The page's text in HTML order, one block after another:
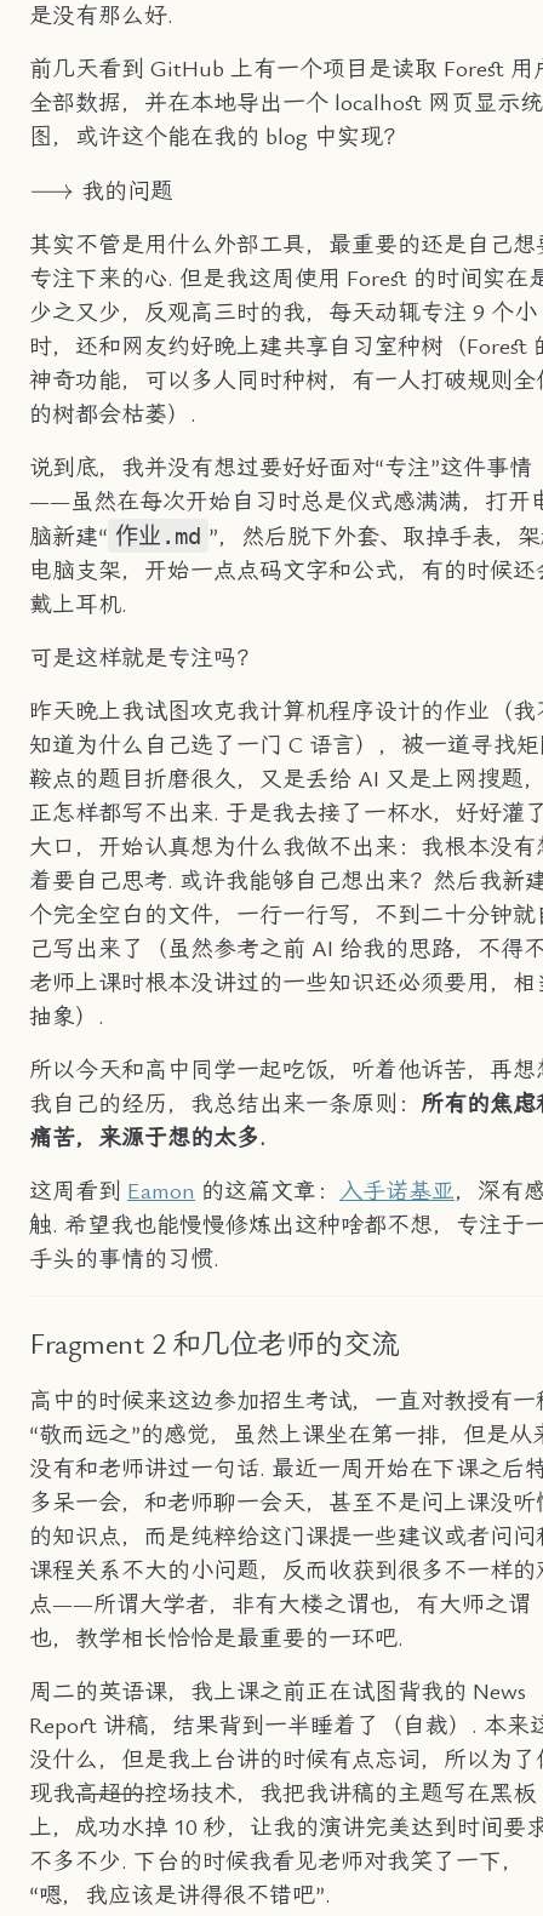
是没有那么好.
前几天看到 GitHub 上有一个项目是读取 Forest 用
全部数据，并在本地导出一个 localhost 网页显示
图，或许这个能在我的 blog 中实现？
\longrightarrow
⟶ 我的问题
其实不管是用什么外部工具，最重要的还是自己想
专注下来的心. 但是我这周使用 Forest 的时间实在
少之又少，反观高三时的我，每天动辄专注 9 个小
时，还和网友约好晚上建共享自习室种树（Forest
神奇功能，可以多人同时种树，有一人打破规则全
的树都会枯萎）.
说到底，我并没有想过要好好面对“专注”这件事情
——虽然在每次开始自习时总是仪式感满满，打开
脑新建“ 作业.md ”，然后脱下外套、取掉手表，
电脑支架，开始一点点码文字和公式，有的时候还
戴上耳机.
可是这样就是专注吗？
昨天晚上我试图攻克我计算机程序设计的作业（我
知道为什么自己选了一门 C 语言），被一道寻找
鞍点的题目折磨很久，又是丢给 AI 又是上网搜题
正怎样都写不出来. 于是我去接了一杯水，好好灌
大口，开始认真想为什么我做不出来：我根本没有
着要自己思考. 或许我能够自己想出来？然后我新
个完全空白的文件，一行一行写，不到二十分钟就
己写出来了（虽然参考之前 AI 给我的思路，不得
老师上课时根本没讲过的一些知识还必须要用，相
抽象）.
所以今天和高中同学一起吃饭，听着他诉苦，再想
我自己的经历，我总结出来一条原则： 所有的焦虑
痛苦，来源于想的太多.
这周看到 Eamon 的这篇文章： 入手诺基亚，深有
触. 希望我也能慢慢修炼出这种啥都不想，专注于
手头的事情的习惯.
Fragment 2 和几位老师的交流
高中的时候来这边参加招生考试，一直对教授有一
“敬而远之”的感觉，虽然上课坐在第一排，但是从
没有和老师讲过一句话. 最近一周开始在下课之后
多呆一会，和老师聊一会天，甚至不是问上课没听
的知识点，而是纯粹给这门课提一些建议或者问问
课程关系不大的小问题，反而收获到很多不一样的
点——所谓大学者，非有大楼之谓也，有大师之谓
也，教学相长恰恰是最重要的一环吧.
周二的英语课，我上课之前正在试图背我的 News
Report 讲稿，结果背到一半睡着了（自裁）. 本来
没什么，但是我上台讲的时候有点忘词，所以为了
现我高超的控场技术，我把我讲稿的主题写在黑板
上，成功水掉 10 秒，让我的演讲完美达到时间要
不多不少. 下台的时候我看见老师对我笑了一下，
“嗯，我应该是讲得很不错吧”.